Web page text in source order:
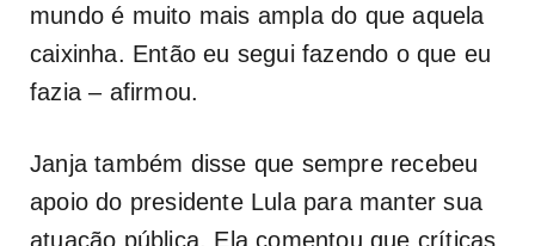
mundo é muito mais ampla do que aquela
caixinha. Então eu segui fazendo o que eu
fazia – afirmou.
Janja também disse que sempre recebeu
apoio do presidente Lula para manter sua
atuação pública. Ela comentou que críticas